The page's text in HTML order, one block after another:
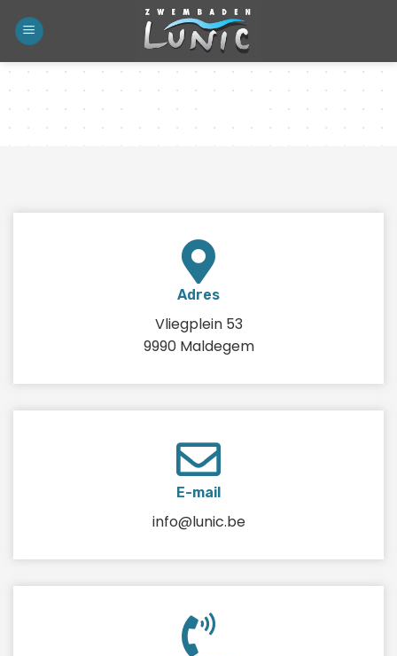
Contact
Adres
Vliegplein 53
9990 Maldegem
E-mail
info@lunic.be